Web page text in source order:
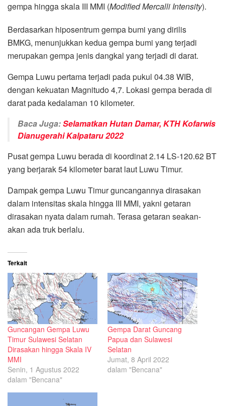
gempa hingga skala III MMI (Modified Mercalli Intensity).
Berdasarkan hiposentrum gempa bumi yang dirilis
BMKG, menunjukkan kedua gempa bumi yang terjadi
merupakan gempa jenis dangkal yang terjadi di darat.
Gempa Luwu pertama terjadi pada pukul 04.38 WIB,
dengan kekuatan Magnitudo 4,7. Lokasi gempa berada di
darat pada kedalaman 10 kilometer.
Baca Juga:Selamatkan Hutan Damar, KTH Kofarwis
Dianugerahi Kalpataru 2022
Pusat gempa Luwu berada di koordinat 2.14 LS-120.62 BT
yang berjarak 54 kilometer barat laut Luwu Timur.
Dampak gempa Luwu Timur guncangannya dirasakan
dalam intensitas skala hingga III MMI, yakni getaran
dirasakan nyata dalam rumah. Terasa getaran seakan-
akan ada truk berlalu.
Terkait
Guncangan Gempa Luwu
Timur Sulawesi Selatan
Dirasakan hingga Skala IV
MMI
Senin, 1 Agustus 2022
dalam "Bencana"
Gempa Darat Guncang
Papua dan Sulawesi
Selatan
Jumat, 8 April 2022
dalam "Bencana"